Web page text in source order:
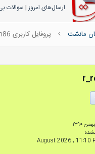
ارسال‌های امروز| سوالات
مانشت پروفایل کاربری r_rezaeian86